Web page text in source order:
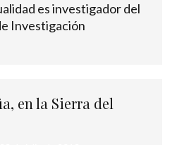
es investigador del
Investigación
en la Sierra del